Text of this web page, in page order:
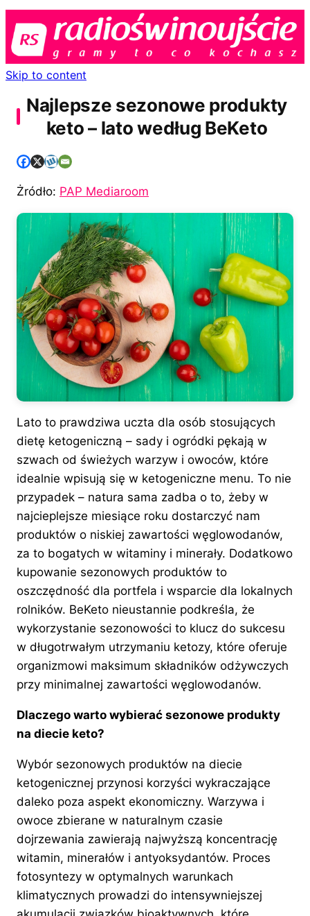
Skip to content
Najlepsze sezonowe produkty
keto – lato według BeKeto
Żródło: PAP Mediaroom
Lato to prawdziwa uczta dla osób stosujących
dietę ketogeniczną – sady i ogródki pękają w
szwach od świeżych warzyw i owoców, które
idealnie wpisują się w ketogeniczne menu. To nie
przypadek – natura sama zadba o to, żeby w
najcieplejsze miesiące roku dostarczyć nam
produktów o niskiej zawartości węglowodanów,
za to bogatych w witaminy i minerały. Dodatkowo
kupowanie sezonowych produktów to
oszczędność dla portfela i wsparcie dla lokalnych
rolników. BeKeto nieustannie podkreśla, że
wykorzystanie sezonowości to klucz do sukcesu
w długotrwałym utrzymaniu ketozy, które oferuje
organizmowi maksimum składników odżywczych
przy minimalnej zawartości węglowodanów.
Dlaczego warto wybierać sezonowe produkty
na diecie keto?
Wybór sezonowych produktów na diecie
ketogenicznej przynosi korzyści wykraczające
daleko poza aspekt ekonomiczny. Warzywa i
owoce zbierane w naturalnym czasie
dojrzewania zawierają najwyższą koncentrację
witamin, minerałów i antyoksydantów. Proces
fotosyntezy w optymalnych warunkach
klimatycznych prowadzi do intensywniejszej